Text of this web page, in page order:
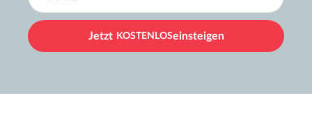
Jetzt KOSTENLOSeinsteigen